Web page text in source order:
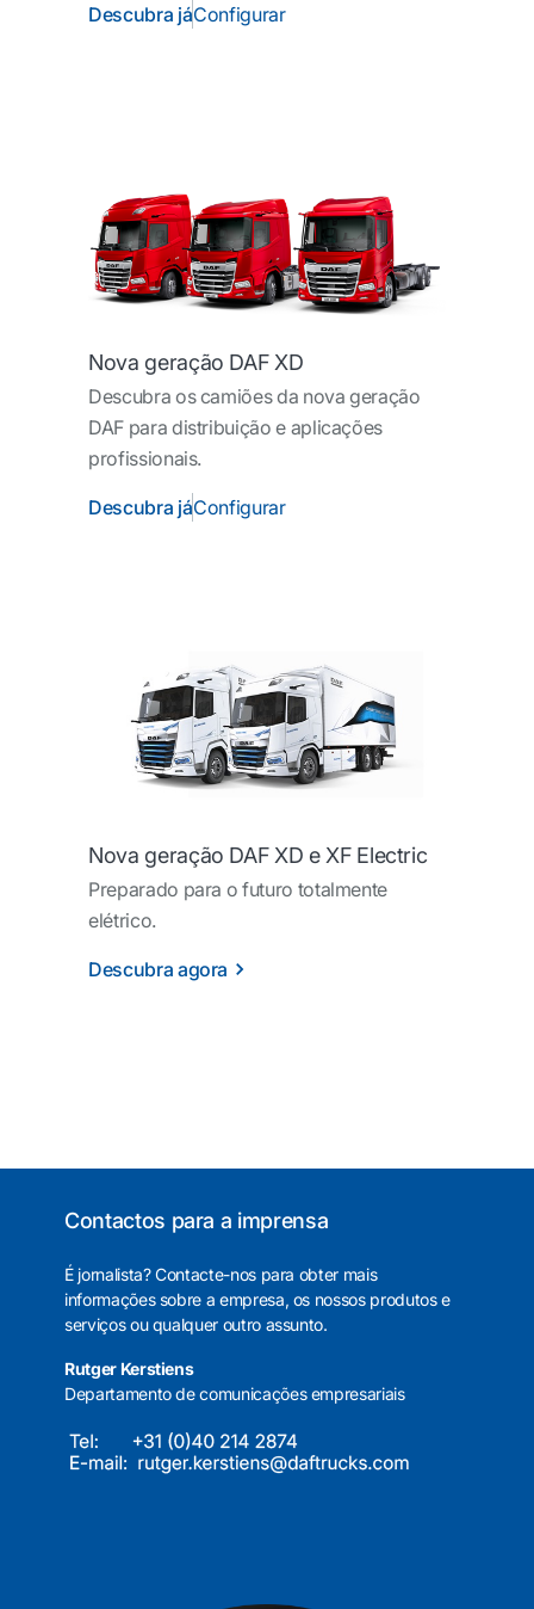
Descubra jáConfigurar
Nova geração DAF XD
Descubra os camiões da nova geração
DAF para distribuição e aplicações
profissionais.
Descubra jáConfigurar
Nova geração DAF XD e XF Electric
Preparado para o futuro totalmente
elétrico.
Descubra agora
Contactos para a imprensa
É jornalista? Contacte-nos para obter mais
informações sobre a empresa, os nossos produtos e
serviços ou qualquer outro assunto.
Rutger Kerstiens
Departamento de comunicações empresariais